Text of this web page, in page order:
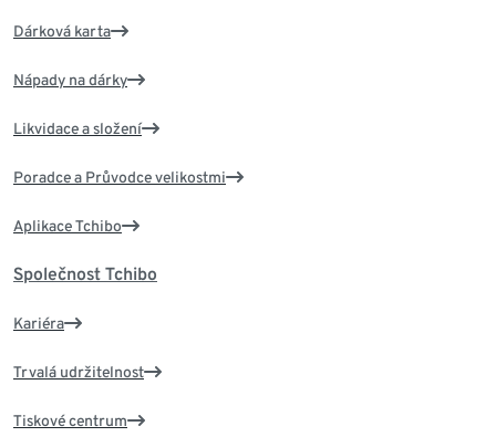
Dárková karta
Nápady na dárky
Likvidace a složení
Poradce a Průvodce velikostmi
Aplikace Tchibo
Společnost Tchibo
Kariéra
Trvalá udržitelnost
Tiskové centrum